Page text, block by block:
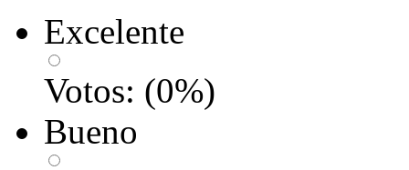
Excelente
Votos: (0%)
Bueno